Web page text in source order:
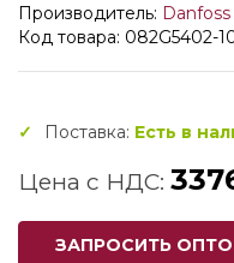
Производитель: Danfoss
Код товара: 082G5402-
Поставка: Есть в
Цена с НДС:
ЗАПРОСИТЬ